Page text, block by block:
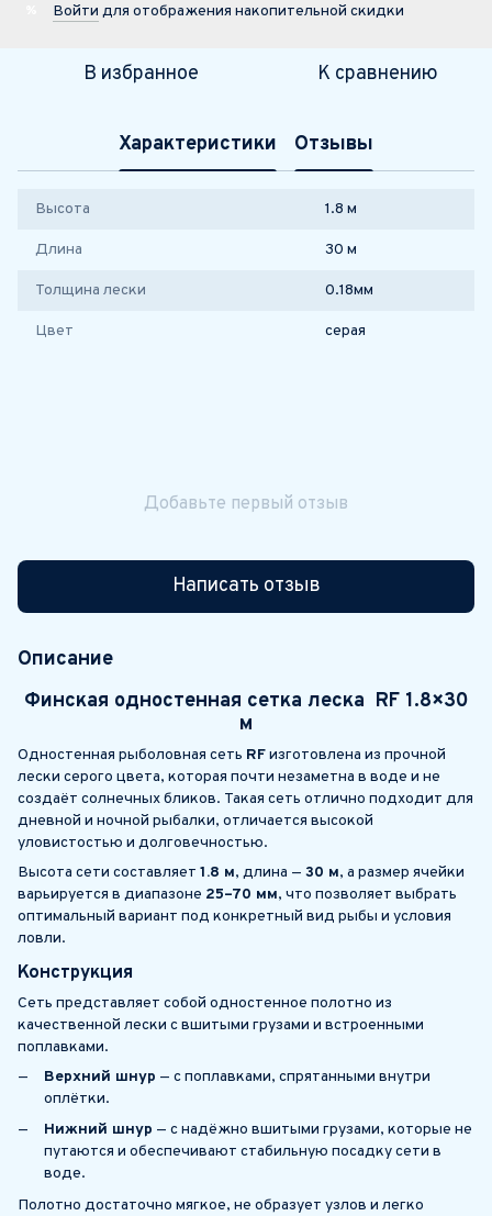
Войти для отображения накопительной скидки
В избранное К сравнению
Характеристики Отзывы
Высота 1.8 м
Длина 30 м
Толщина лески 0.18мм
Цвет серая
Добавьте первый отзыв
Написать отзыв
Описание
Финская одностенная сетка леска RF 1.8×30
м
Одностенная рыболовная сеть RFизготовлена из прочной
лески серого цвета, которая почти незаметна в воде и не
создаёт солнечных бликов. Такая сеть отлично подходит для
дневной и ночной рыбалки, отличается высокой
уловистостью и долговечностью.
Высота сети составляет 1.8 м, длина — 30 м, а размер ячейки
варьируется в диапазоне 25–70 мм, что позволяет выбрать
оптимальный вариант под конкретный вид рыбы и условия
ловли.
Конструкция
Сеть представляет собой одностенное полотно из
качественной лески с вшитыми грузами и встроенными
поплавками.
Верхний шнур — с поплавками, спрятанными внутри
оплётки.
Нижний шнур — с надёжно вшитыми грузами, которые не
путаются и обеспечивают стабильную посадку сети в
воде.
Полотно достаточно мягкое, не образует узлов и легко